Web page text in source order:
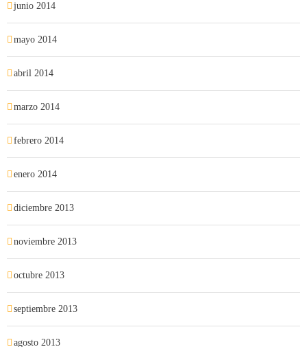
junio 2014
mayo 2014
abril 2014
marzo 2014
febrero 2014
enero 2014
diciembre 2013
noviembre 2013
octubre 2013
septiembre 2013
agosto 2013